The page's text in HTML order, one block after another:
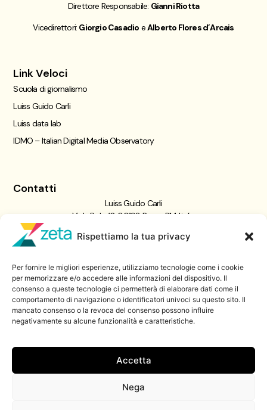
Rispettiamo la tua privacy
Per fornire le migliori esperienze, utilizziamo tecnologie come i cookie
per memorizzare e/o accedere alle informazioni del dispositivo. Il
consenso a queste tecnologie ci permetterà di elaborare dati come il
comportamento di navigazione o identificatori univoci su questo sito. Il
mancato consenso o la revoca del consenso possono influire
negativamente su alcune funzionalità e caratteristiche.
Accetta
Nega
Direttore Responsabile: Gianni Riotta
Vicedirettori: Giorgio Casadio eAlberto Flores d’Arcais
Link Veloci
Scuola di giornalismo
Luiss Guido Carli
Luiss data lab
IDMO – Italian Digital Media Observatory
Contatti
Luiss Guido Carli
Viale Pola, 12, 00198 Roma RM, Italia
06 8522 5358
Iscriviti a
Zeta Data Lab
Iscriviti alla nostra newsletter
© 2026 ZetaLuiss, tutti i diritti riservati